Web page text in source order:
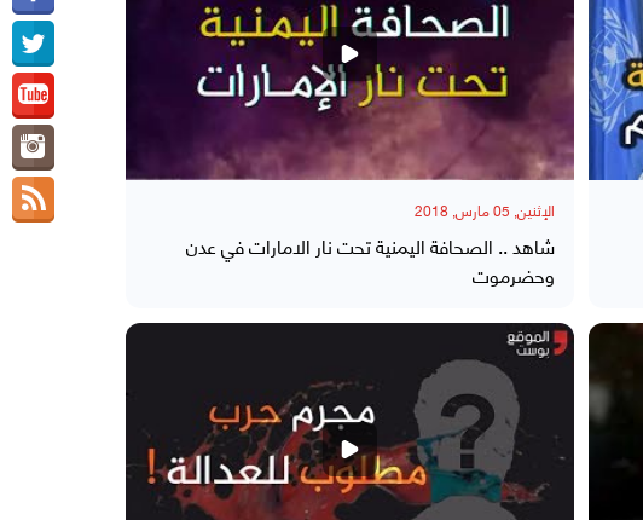
الإثنين, 05 مارس, 2018
شاهد .. الصحافة اليمنية تحت نار الامارات في عدن
وحضرموت